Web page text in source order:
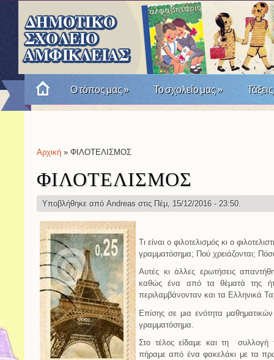
Ο τόπος μας» Το σχολείο μας» Τάξεις
Είστε εδώ
Αρχική » ΦΙΛΟΤΕΛΙΣΜΟΣ
ΦΙΛΟΤΕΛΙΣΜΟΣ
Υποβλήθηκε από Andreas στις Πέμ, 15/12/2016 - 23:50.
Τι είναι ο φιλοτελισμός κι ο
γραμματόσημα; Πού χρειάζονται;
Αυτές κι άλλες ερωτήσεις
καθώς ένα από τα θέματά της
περιλαμβάνονταν και τα Ελληνικά
Επίσης σε μια ενότητα
γραμματόσημα.
Στο τέλος είδαμε και τη
πήραμε από ένα φακελάκι με τα